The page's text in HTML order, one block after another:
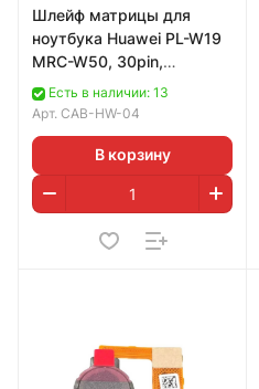
Шлейф матрицы для
ноутбука Huawei PL-W19
MRC-W50, 30pin,
DD0H95LC041,
DD0H95LC011
Есть в наличии: 13
Арт. CAB-HW-04
В корзину